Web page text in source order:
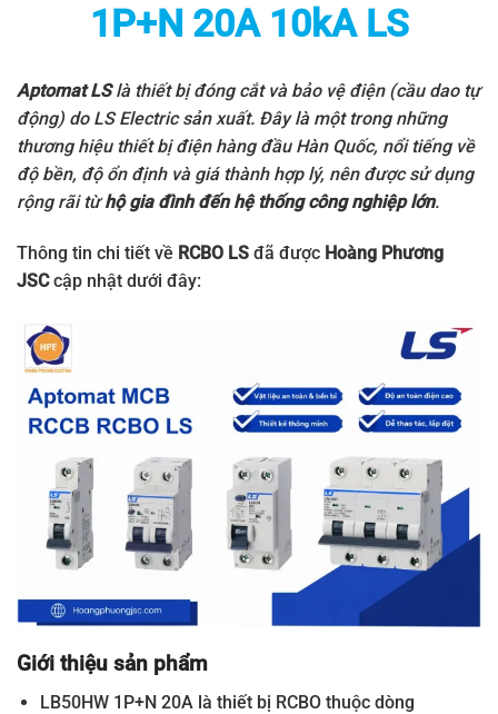
1P+N 20A 10kA LS
Aptomat LSlà thiết bị đóng cắt và bảo vệ điện (cầu dao tự
động) do LS Electricsản xuất. Đây là một trong những
thương hiệu thiết bị điện hàng đầu Hàn Quốc, nổi tiếng về
độ bền, độ ổn định và giá thành hợp lý, nên được sử dụng
rộng rãi từhộ gia đình đến hệ thống công nghiệp lớn.
Thông tin chi tiết về RCBO LS đã được Hoàng Phương
JSCcập nhật dưới đây:
Giới thiệu sản phẩm
LB50HW 1P+N 20A là thiết bị RCBO thuộc dòng